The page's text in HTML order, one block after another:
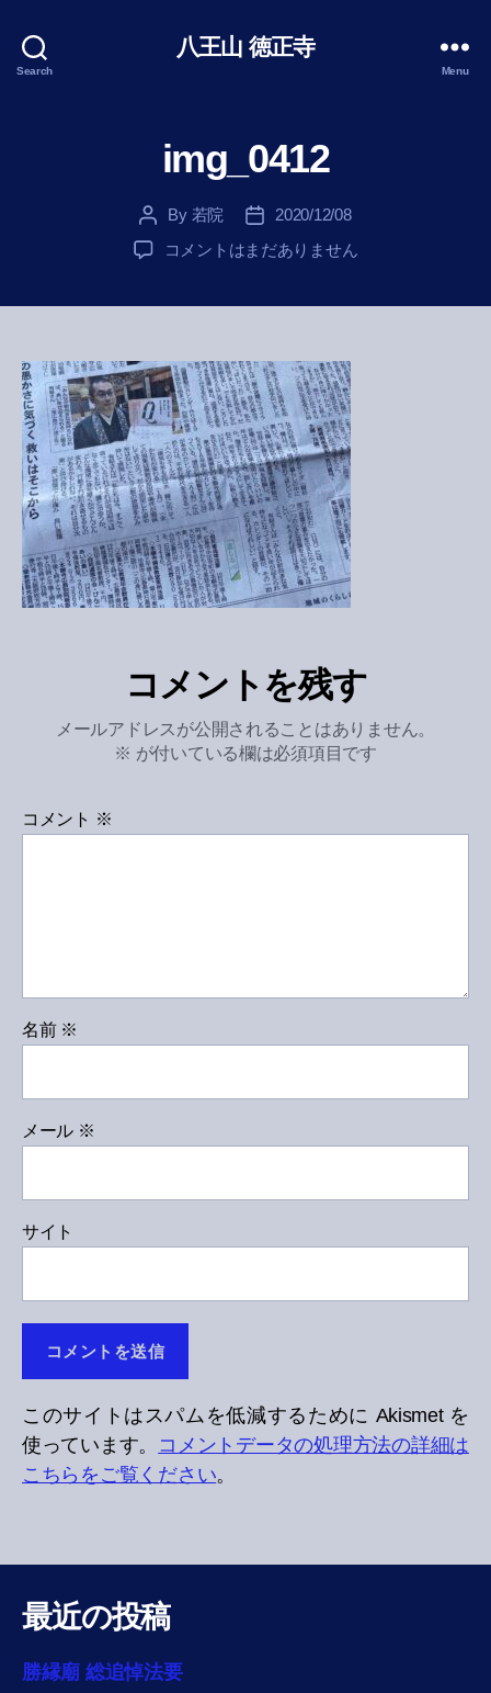
Search
八王山 徳正寺
Menu
img_0412
Post
author
By 若院
Post
date
2020/12/08
img_0412
コメントはまだありません
コメントを残す
メールアドレスが公開されることはありません。
※ が付いている欄は必須項目です
コメント ※
名前 ※
メール ※
サイト
このサイトはスパムを低減するために Akismet を
使っています。 コメントデータの処理方法の詳細は
こちらをご覧ください。
最近の投稿
勝縁廟 総追悼法要